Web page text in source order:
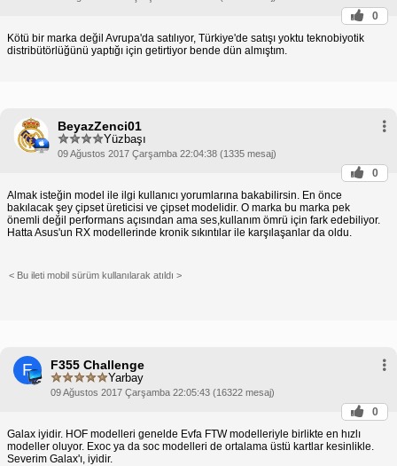
0
Kötü bir marka değil Avrupa'da satılıyor, Türkiye'de satışı yoktu teknobiyotik
distribütörlüğünü yaptığı için getirtiyor bende dün almıştım.
BeyazZenci01
Yüzbaşı
09 Ağustos 2017 Çarşamba 22:04:38 (1335 mesaj)
0
Almak isteğin model ile ilgi kullanıcı yorumlarına bakabilirsin. En önce
bakılacak şey çipset üreticisi ve çipset modelidir. O marka bu marka pek
önemli değil performans açısından ama ses,kullanım ömrü için fark edebiliyor.
Hatta Asus'un RX modellerinde kronik sıkıntılar ile karşılaşanlar da oldu.
< Bu ileti mobil sürüm kullanılarak atıldı >
F F355 Challenge
Yarbay
09 Ağustos 2017 Çarşamba 22:05:43 (16322 mesaj)
0
Galax iyidir. HOF modelleri genelde Evfa FTW modelleriyle birlikte en hızlı
modeller oluyor. Exoc ya da soc modelleri de ortalama üstü kartlar kesinlikle.
Severim Galax'ı, iyidir.